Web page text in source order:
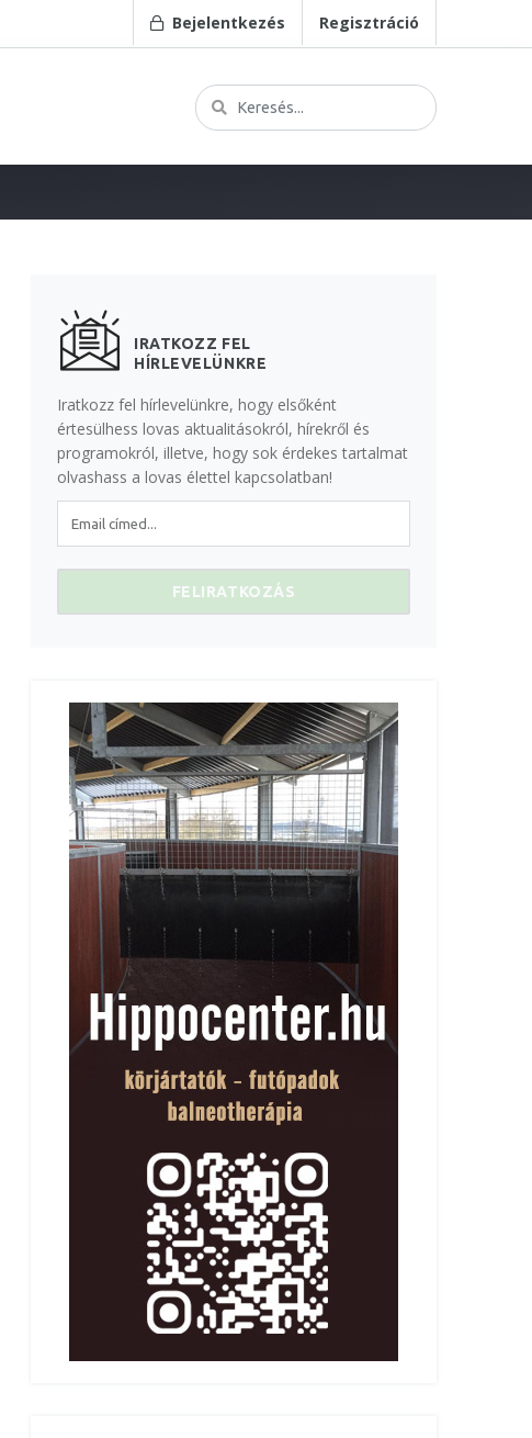
Bejelentkezés Regisztráció
IRATKOZZ FEL
HÍRLEVELÜNKRE
Iratkozz fel hírlevelünkre, hogy elsőként
értesülhess lovas aktualitásokról, hírekről és
programokról, illetve, hogy sok érdekes tartalmat
olvashass a lovas élettel kapcsolatban!